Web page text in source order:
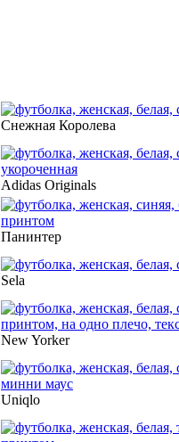
Снежная Королева
Adidas Originals
Панинтер
Sela
New Yorker
Uniqlo